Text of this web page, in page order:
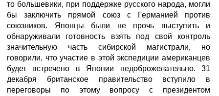
то большевики, при поддержке русского народа, могли
бы заключить прямой союз с Германией против
союзников. Японцы были не прочь выступить и
обнаруживали готовность взять под свой контроль
значительную часть сибирской магистрали, но
говорили, что участие в этой экспедиции американцев
будет встречено в Японии недоброжелательно. 31
декабря британское правительство вступило в
переговоры по этому вопросу с президентом